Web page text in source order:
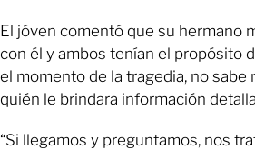
El jóven comentó que su hermano
con él y ambos tenían el propósito
el momento de la tragedia, no sabe
quién le brindara información
“Si llegamos y preguntamos, nos